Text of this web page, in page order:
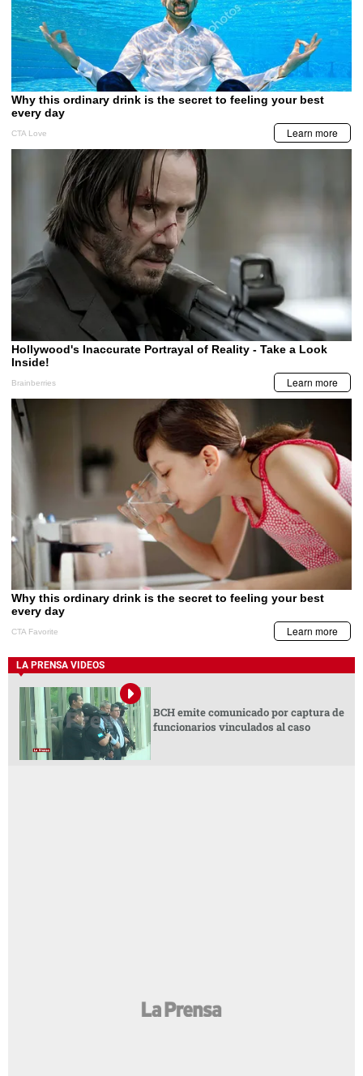
LA PRENSA VIDEOS
BCH emite comunicado por captura de
funcionarios vinculados al caso